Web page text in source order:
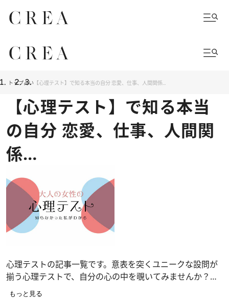
トップ占い 【心理テスト】で知る本当の自分 恋愛、仕事、人間関係…
【心理テスト】で知る本当
の自分 恋愛、仕事、人間関
係…
心理テストの記事一覧です。意表を突くユニークな設問が
揃う心理テストで、自分の心の中を覗いてみませんか？
恋愛、仕事、人間関係の深層心理……、自分でも気づかな
もっと見る